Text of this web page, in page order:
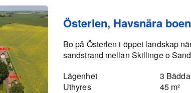
Österlen, Havsnära
Bo på Österlen i öppet landskap
sandstrand mellan Skillinge o
Lägenhet
Uthyres
3
45 m²